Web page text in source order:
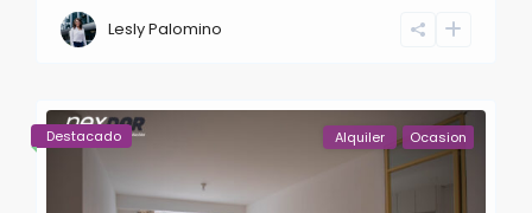
Lesly Palomino
Alquiler Ocasion
Destacado